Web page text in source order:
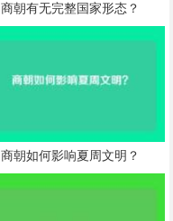
商朝有无完整国家形态？
商朝如何影响夏周文明？